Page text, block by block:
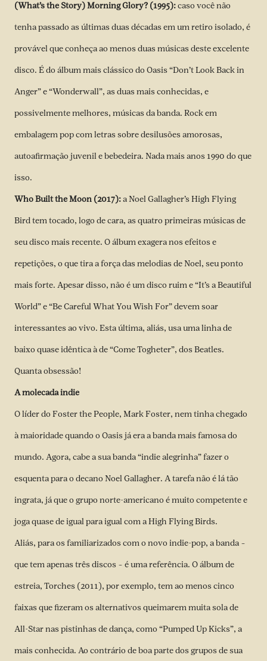
(What’s the Story) Morning Glory? (1995):caso você não
tenha passado as últimas duas décadas em um retiro isolado, é
provável que conheça ao menos duas músicas deste excelente
disco. É do álbum mais clássico do Oasis “Don’t Look Back in
Anger” e “Wonderwall”, as duas mais conhecidas, e
possivelmente melhores, músicas da banda. Rock em
embalagem pop com letras sobre desilusões amorosas,
autoafirmação juvenil e bebedeira. Nada mais anos 1990 do que
isso.
Who Built the Moon (2017):a Noel Gallagher’s High Flying
Bird tem tocado, logo de cara, as quatro primeiras músicas de
seu disco mais recente. O álbum exagera nos efeitos e
repetições, o que tira a força das melodias de Noel, seu ponto
mais forte. Apesar disso, não é um disco ruim e “It’s a Beautiful
World” e “Be Careful What You Wish For” devem soar
interessantes ao vivo. Esta última, aliás, usa uma linha de
baixo quase idêntica à de “Come Togheter”, dos Beatles.
Quanta obsessão!
A molecada indie
O líder do Foster the People, Mark Foster, nem tinha chegado
à maioridade quando o Oasis já era a banda mais famosa do
mundo. Agora, cabe a sua banda “indie alegrinha” fazer o
esquenta para o decano Noel Gallagher. A tarefa não é lá tão
ingrata, já que o grupo norte-americano é muito competente e
joga quase de igual para igual com a High Flying Birds.
Aliás, para os familiarizados com o novo indie-pop, a banda –
que tem apenas três discos – é uma referência. O álbum de
estreia, Torches (2011), por exemplo, tem ao menos cinco
faixas que fizeram os alternativos queimarem muita sola de
All-Star nas pistinhas de dança, como “Pumped Up Kicks”, a
mais conhecida. Ao contrário de boa parte dos grupos de sua